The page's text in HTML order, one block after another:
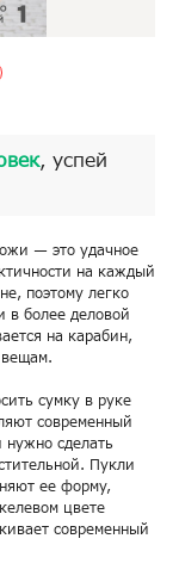
, успей
— это удачное
на каждый
поэтому легко
в более деловой
на карабин,
сумку в руке
современный
сделать
Пукли
ее форму,
цвете
современный